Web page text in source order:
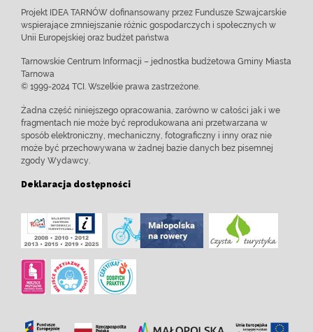
Projekt IDEA TARNÓW dofinansowany przez Fundusze Szwajcarskie
wspierające zmniejszanie różnic gospodarczych i społecznych w
Unii Europejskiej oraz budżet państwa
Tarnowskie Centrum Informacji – jednostka budżetowa Gminy Miasta
Tarnowa
© 1999-2024 TCI. Wszelkie prawa zastrzeżone.
Żadna część niniejszego opracowania, zarówno w całości jak i we
fragmentach nie może być reprodukowana ani przetwarzana w
sposób elektroniczny, mechaniczny, fotograficzny i inny oraz nie
może być przechowywana w żadnej bazie danych bez pisemnej
zgody Wydawcy.
Deklaracja dostępności